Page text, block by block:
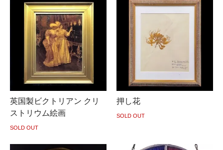
英国製ビクトリアン クリ
ストリウム絵画
SOLD OUT
押し花
SOLD OUT